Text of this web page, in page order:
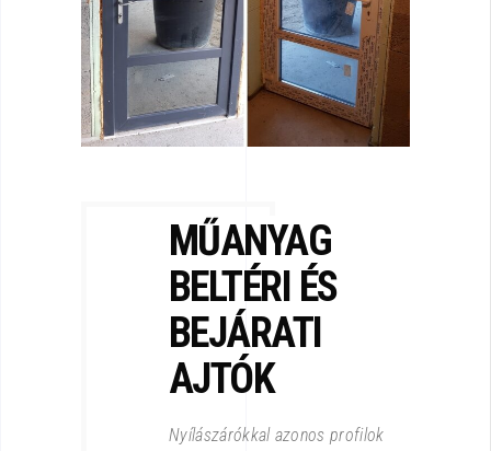
MŰANYAG
BELTÉRI ÉS
BEJÁRATI
AJTÓK
Nyílászárókkal azonos profilok